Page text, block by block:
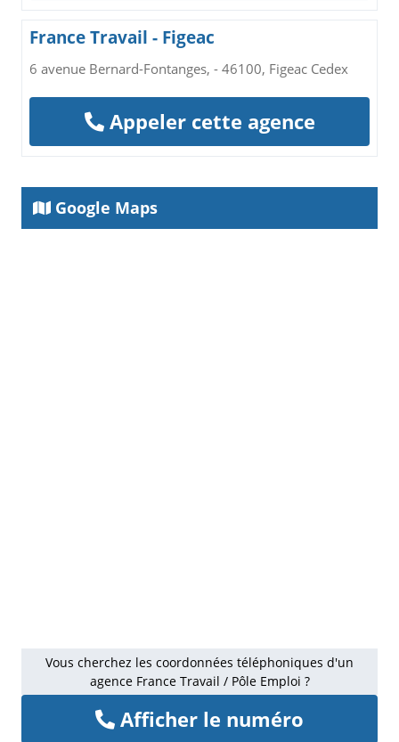
France Travail - Figeac
6 avenue Bernard-Fontanges, - 46100, Figeac Cedex
Appeler cette agence
Google Maps
Vous cherchez les coordonnées téléphoniques d'un
agence France Travail / Pôle Emploi ?
Afficher le numéro